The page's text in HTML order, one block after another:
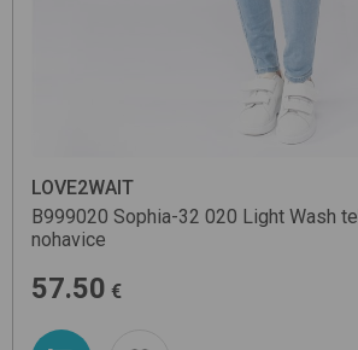
LOVE2WAIT
B999020 Sophia-32 020 Light Wash
nohavice
57.50 €